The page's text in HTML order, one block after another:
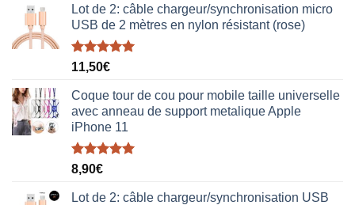
38,00€.19,00€.
Lot de 2: câble chargeur/synchronisation micro
USB de 2 mètres en nylon résistant (rose)
Note5.00
11,50€
Coque tour de cou pour mobile taille universelle
avec anneau de support metalique Apple
iPhone 11
Note5.00
8,90€
Lot de 2: câble chargeur/synchronisation USB